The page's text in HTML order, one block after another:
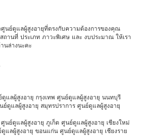
ย์ดูแลผู้สูงอายุที่ตรงกับความต้องการของคุณ
านที่ ประเภท ภาวะพิเศษ และ งบประมาณ ให้เรา
นล่างนะคะ
แลผู้สูงอายุ กรุงเทพ ศูนย์ดูแลผู้สูงอายุ นนทบุรี
ย์ดูแลผู้สูงอายุ สมุทรปราการ ศูนย์ดูแลผู้สูงอายุ
ศูนย์ดูแลผู้สูงอายุ ภูเก็ต ศูนย์ดูแลผู้สูงอายุ เชียงใหม่
แลผู้สูงอายุ ขอนแก่น ศูนย์ดูแลผู้สูงอายุ เชียงราย